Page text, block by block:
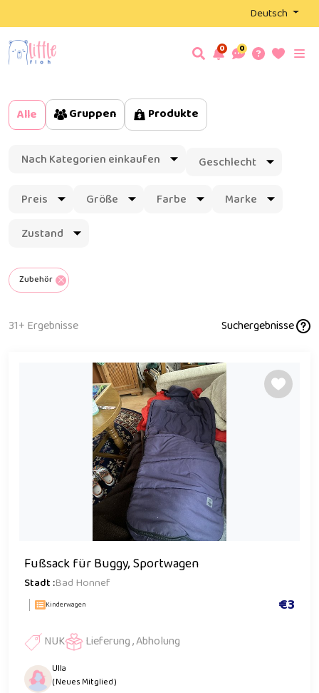
Deutsch
0 0
Alle Gruppen Produkte
Nach Kategorien einkaufen Geschlecht
Preis Größe Farbe
Marke
Zustand
Zubehör
31+ Ergebnisse Suchergebnisse
Fußsack für Buggy, Sportwagen
Stadt :Bad Honnef
Kinderwagen €3
NUK Lieferung , Abholung
Ulla
( Neues Mitglied )